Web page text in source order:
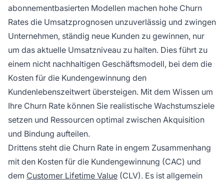
abonnementbasierten Modellen machen hohe Churn
Rates die Umsatzprognosen unzuverlässig und zwingen
Unternehmen, ständig neue Kunden zu gewinnen, nur
um das aktuelle Umsatzniveau zu halten. Dies führt zu
einem nicht nachhaltigen Geschäftsmodell, bei dem die
Kosten für die Kundengewinnung den
Kundenlebenszeitwert übersteigen. Mit dem Wissen um
Ihre Churn Rate können Sie realistische Wachstumsziele
setzen und Ressourcen optimal zwischen Akquisition
und Bindung aufteilen.
Drittens steht die Churn Rate in engem Zusammenhang
mit den Kosten für die Kundengewinnung (CAC) und
dem Customer Lifetime Value (CLV). Es ist allgemein